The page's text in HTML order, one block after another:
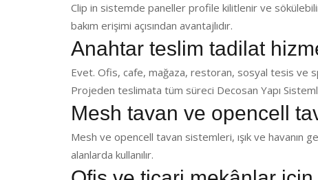
Clip in sistemde paneller profile kilitlenir ve
bakım erişimi açısından avantajlıdır.
Anahtar teslim tadilat
Evet. Ofis, cafe, mağaza, restoran, sosyal tesis ve
Projeden teslimata tüm süreci Decosan Yapı
Mesh tavan ve opencell
Mesh ve opencell tavan sistemleri, ışık ve havanın
alanlarda kullanılır.